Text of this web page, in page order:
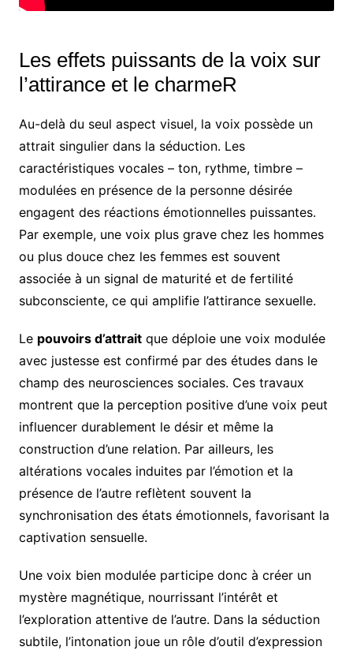
Les effets puissants de la voix sur
l’attirance et le charmeR
Au-delà du seul aspect visuel, la voix possède un
attrait singulier dans la séduction. Les
caractéristiques vocales – ton, rythme, timbre –
modulées en présence de la personne désirée
engagent des réactions émotionnelles puissantes.
Par exemple, une voix plus grave chez les hommes
ou plus douce chez les femmes est souvent
associée à un signal de maturité et de fertilité
subconsciente, ce qui amplifie l’attirance sexuelle.
Le pouvoirs d’attraitque déploie une voix modulée
avec justesse est confirmé par des études dans le
champ des neurosciences sociales. Ces travaux
montrent que la perception positive d’une voix peut
influencer durablement le désir et même la
construction d’une relation. Par ailleurs, les
altérations vocales induites par l’émotion et la
présence de l’autre reflètent souvent la
synchronisation des états émotionnels, favorisant la
captivation sensuelle.
Une voix bien modulée participe donc à créer un
mystère magnétique, nourrissant l’intérêt et
l’exploration attentive de l’autre. Dans la séduction
subtile, l’intonation joue un rôle d’outil d’expression